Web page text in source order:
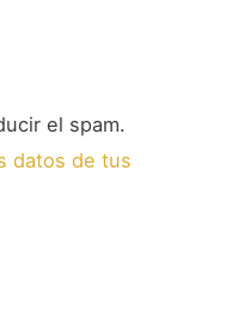
el spam.
datos de tus